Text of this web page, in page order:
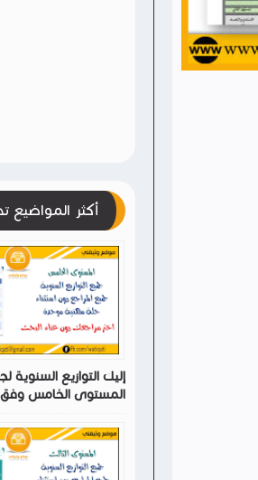
أكثر المواضيع
إليك التوازيع السنوية
المستوى الخامس وفق